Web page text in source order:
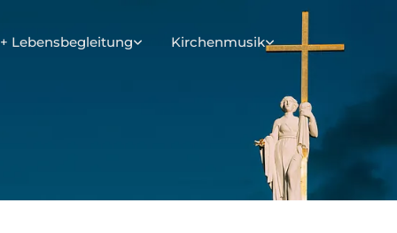
Lebensbegleitung Kirchenmusik